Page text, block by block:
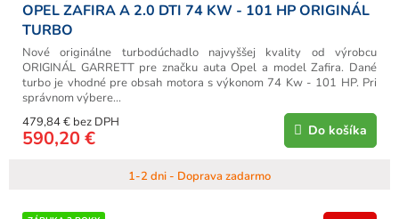
OPEL ZAFIRA A 2.0 DTI 74 KW - 101 HP ORIGINÁL
TURBO
1-2 dni - Doprava zadarmo
479,84 € bez DPH
590,20 € Do košíka
Nové originálne turbodúchadlo najvyššej kvality od výrobcu
ORIGINÁL GARRETT pre značku auta Opel a model Zafira. Dané
turbo je vhodné pre obsah motora s výkonom 74 Kw - 101 HP. Pri
správnom výbere...